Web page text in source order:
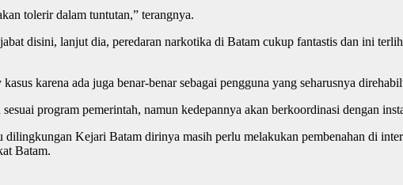
tolerir dalam tuntutan,” terangnya.
disini, lanjut dia, peredaran narkotika di Batam cukup fantastis dan ini
karena ada juga benar-benar sebagai pengguna yang seharusnya
program pemerintah, namun kedepannya akan berkoordinasi dengan
dilingkungan Kejari Batam dirinya masih perlu melakukan pembenahan di
Batam.